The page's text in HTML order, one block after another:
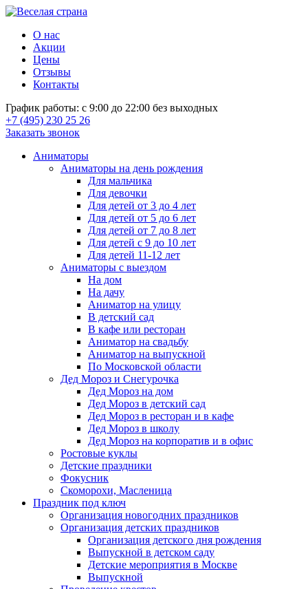
О нас
Акции
Цены
Отзывы
Контакты
График работы: с 9:00 до 22:00 без выходных
+7 (495) 230 25 26
Заказать звонок
Аниматоры
Аниматоры на день рождения
Для мальчика
Для девочки
Для детей от 3 до 4 лет
Для детей от 5 до 6 лет
Для детей от 7 до 8 лет
Для детей с 9 до 10 лет
Для детей 11-12 лет
Аниматоры с выездом
На дом
На дачу
Аниматор на улицу
В детский сад
В кафе или ресторан
Аниматор на свадьбу
Аниматор на выпускной
По Московской области
Дед Мороз и Снегурочка
Дед Мороз на дом
Дед Мороз в детский сад
Дед Мороз в ресторан и в кафе
Дед Мороз в школу
Дед Мороз на корпоратив и в офис
Ростовые куклы
Детские праздники
Фокусник
Скоморохи, Масленица
Праздник под ключ
Организация новогодних праздников
Организация детских праздников
Организация детского дня рождения
Выпускной в детском саду
Детские мероприятия в Москве
Выпускной